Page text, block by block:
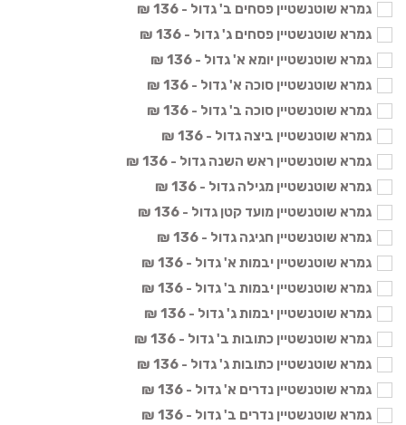
גמרא שוטנשטיין פסחים ב' גדול - 136 ₪
גמרא שוטנשטיין פסחים ג' גדול - 136 ₪
גמרא שוטנשטיין יומא א' גדול - 136 ₪
גמרא שוטנשטיין סוכה א' גדול - 136 ₪
גמרא שוטנשטיין סוכה ב' גדול - 136 ₪
גמרא שוטנשטיין ביצה גדול - 136 ₪
גמרא שוטנשטיין ראש השנה גדול - 136 ₪
גמרא שוטנשטיין מגילה גדול - 136 ₪
גמרא שוטנשטיין מועד קטן גדול - 136 ₪
גמרא שוטנשטיין חגיגה גדול - 136 ₪
גמרא שוטנשטיין יבמות א' גדול - 136 ₪
גמרא שוטנשטיין יבמות ב' גדול - 136 ₪
גמרא שוטנשטיין יבמות ג' גדול - 136 ₪
גמרא שוטנשטיין כתובות ב' גדול - 136 ₪
גמרא שוטנשטיין כתובות ג' גדול - 136 ₪
גמרא שוטנשטיין נדרים א' גדול - 136 ₪
גמרא שוטנשטיין נדרים ב' גדול - 136 ₪